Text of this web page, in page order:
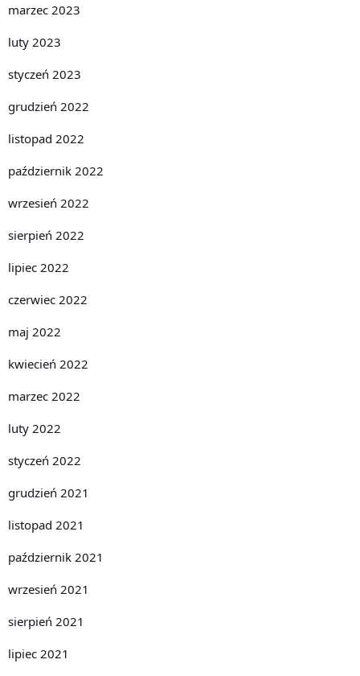
marzec 2023
luty 2023
styczeń 2023
grudzień 2022
listopad 2022
październik 2022
wrzesień 2022
sierpień 2022
lipiec 2022
czerwiec 2022
maj 2022
kwiecień 2022
marzec 2022
luty 2022
styczeń 2022
grudzień 2021
listopad 2021
październik 2021
wrzesień 2021
sierpień 2021
lipiec 2021